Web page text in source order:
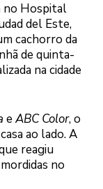
no Hospital
del Este,
cachorro da
de quinta-
na cidade
eABC Color, o
ao lado. A
reagiu
no